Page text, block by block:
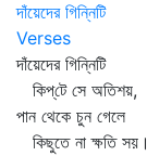
দাঁয়েদের গিন্নিটি
Verses
দাঁয়েদের গিন্নিটি
কিপ্‌টে সে অতিশয়,
পান থেকে চুন গেলে
কিছুতে না ক্ষতি সয়।